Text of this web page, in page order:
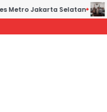
Jakarta Selatan